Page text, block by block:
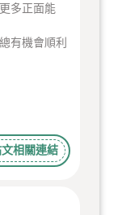
多正面能
有機會順利
特的個人氣
相關連結